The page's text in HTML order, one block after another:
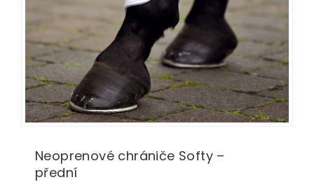
Neoprenové chrániče Softy –
přední